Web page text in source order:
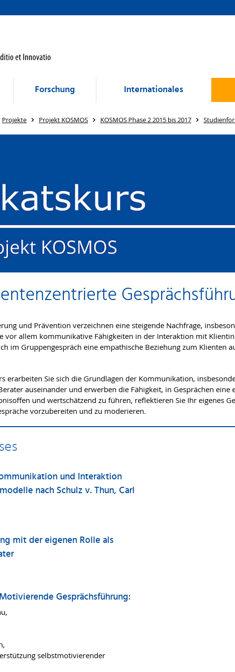
Forschung Internationales
Projekte Projekt KOSMOS KOSMOS Phase 2 2015 bis 2017
und Prävention verzeichnen eine steigende Nachfrage,
vor allem kommunikative Fähigkeiten in der Interaktion mit
im Gruppengespräch eine empathische Beziehung zum Klienten
erarbeiten Sie sich die Grundlagen der Kommunikation,
auseinander und erwerben die Fähigkeit, in Gesprächen
und wertschätzend zu führen, reflektieren Sie Ihr eigenes
vorzubereiten und zu moderieren.
und Interaktion
nach Schulz v. Thun, Carl
mit der eigenen Rolle als
Gesprächsführung:
selbstmotivierender